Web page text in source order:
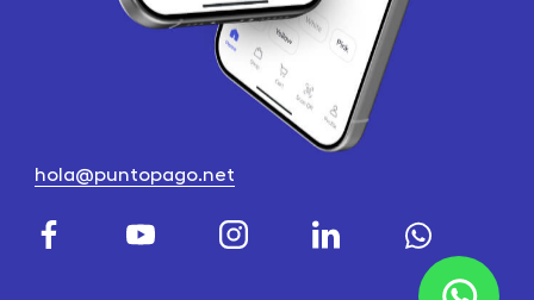
hola@puntopago.net